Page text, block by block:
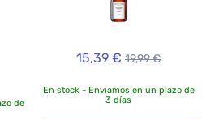
de
15,39 € 19,99 €
En stock - Enviamos en un plazo de
3 días